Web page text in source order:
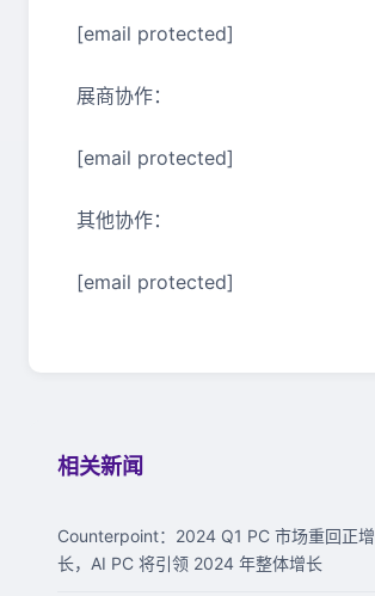
[email protected]
展商协作：
[email protected]
其他协作：
[email protected]
相关新闻
Counterpoint：2024 Q1 PC 市场重回正增
长，AI PC 将引领 2024 年整体增长